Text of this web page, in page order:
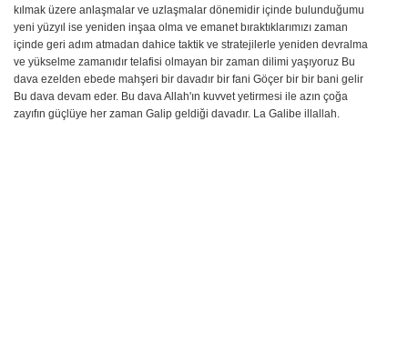
kılmak üzere anlaşmalar ve uzlaşmalar dönemidir içinde bulunduğumu
yeni yüzyıl ise yeniden inşaa olma ve emanet bıraktıklarımızı zaman
içinde geri adım atmadan dahice taktik ve stratejilerle yeniden devralma
ve yükselme zamanıdır telafisi olmayan bir zaman dilimi yaşıyoruz Bu
dava ezelden ebede mahşeri bir davadır bir fani Göçer bir bir bani gelir
Bu dava devam eder. Bu dava Allah'ın kuvvet yetirmesi ile azın çoğa
zayıfın güçlüye her zaman Galip geldiği davadır. La Galibe illallah.